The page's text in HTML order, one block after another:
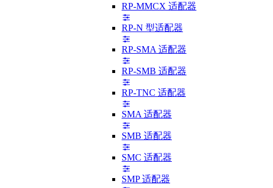
RP-MMCX 适配器
RP-N 型适配器
RP-SMA 适配器
RP-SMB 适配器
RP-TNC 适配器
SMA 适配器
SMB 适配器
SMC 适配器
SMP 适配器